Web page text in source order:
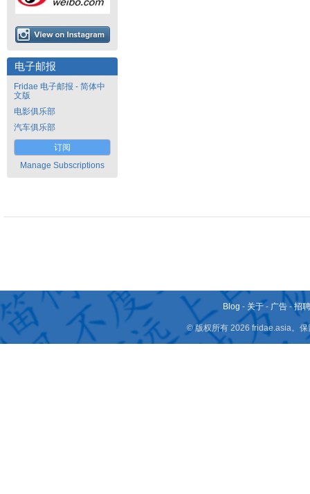
电子邮报
Fridae 电子邮报 - 简体中
文版
电影俱乐部
汽车俱乐部
订阅
Manage Subscriptions
Blog - 关于 - 广告 -招
© 版权所有 2026 fridae.asia。